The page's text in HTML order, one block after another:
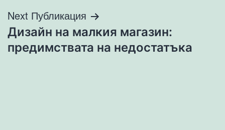
Next Публикация
Дизайн на малкия магазин:
предимствата на недостатъка